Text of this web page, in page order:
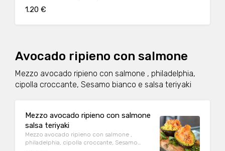
1.20 €
Avocado ripieno con salmone
Mezzo avocado ripieno con salmone , philadelphia,
cipolla croccante, Sesamo bianco e salsa teriyaki
Mezzo avocado ripieno con salmone
salsa teriyaki
Mezzo avocado ripieno con salmone ,
philadelphia, cipolla croccante, Sesamo